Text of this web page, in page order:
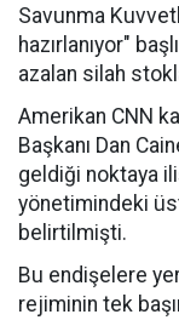
Savunma
hazırlanıyor"
azalan silah
Amerikan CNN
Başkanı Dan
geldiği noktaya
yönetimindeki
belirtilmişti.
Bu endişelere
rejiminin tek